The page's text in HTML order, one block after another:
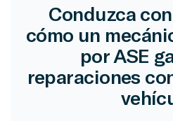
Conduzca
cómo un
por ASE
reparaciones